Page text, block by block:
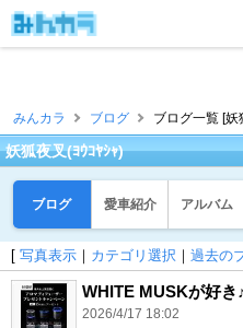
みんカラ ブログ ブログ一覧 [妖
妖狐夜叉(ﾖｳｺﾔｼｬ)
ブログ 愛車紹介 アルバム
[ 写真表示 ｜ カテゴリ選択 ｜ 過去の
WHITE MUSKが好き♪
2026/4/17 18:02